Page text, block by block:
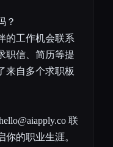
？
的工作机会联系
职信、简历等提
来自多个求职板
联
的职业生涯。